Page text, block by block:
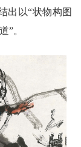
出以“状物构图
”。